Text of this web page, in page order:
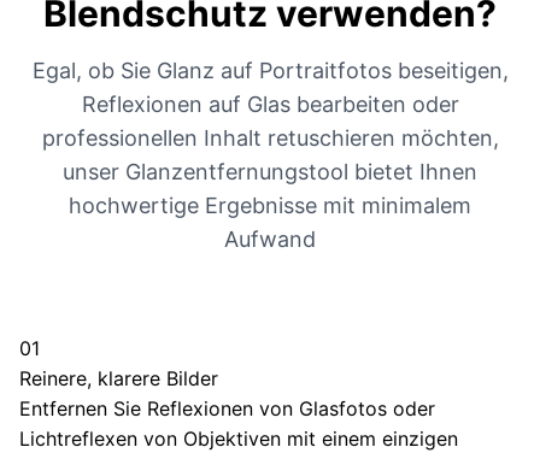
Blendschutz verwenden?
Egal, ob Sie Glanz auf Portraitfotos beseitigen,
Reflexionen auf Glas bearbeiten oder
professionellen Inhalt retuschieren möchten,
unser Glanzentfernungstool bietet Ihnen
hochwertige Ergebnisse mit minimalem
Aufwand
01
Reinere, klarere Bilder
Entfernen Sie Reflexionen von Glasfotos oder
Lichtreflexen von Objektiven mit einem einzigen